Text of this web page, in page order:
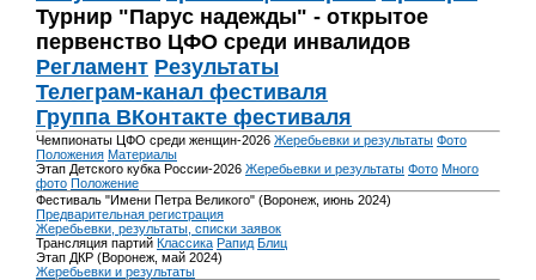
Турнир "Парус надежды" - открытое
первенство ЦФО среди инвалидов
Регламент Результаты
Телеграм-канал фестиваля
Группа ВКонтакте фестиваля
Чемпионаты ЦФО среди женщин-2026 Жеребьевки и результаты Фото
Положения Материалы
Этап Детского кубка России-2026 Жеребьевки и результаты Фото Много
фото Положение
Фестиваль "Имени Петра Великого" (Воронеж, июнь 2024)
Предварительная регистрация
Жеребьевки, результаты, списки заявок
Трансляция партий Классика Рапид Блиц
Этап ДКР (Воронеж, май 2024)
Жеребьевки и результаты